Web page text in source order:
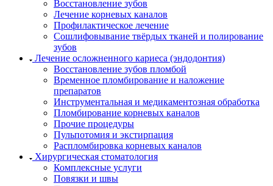
Восстановление зубов
Лечение корневых каналов
Профилактическое лечение
Сошлифовывание твёрдых тканей и полирование
зубов
Лечение осложненного кариеса (эндодонтия)
Восстановление зубов пломбой
Временное пломбирование и наложение
препаратов
Инструментальная и медикаментозная обработка
Пломбирование корневых каналов
Прочие процедуры
Пульпотомия и экстирпация
Распломбировка корневых каналов
Хирургическая стоматология
Комплексные услуги
Повязки и швы